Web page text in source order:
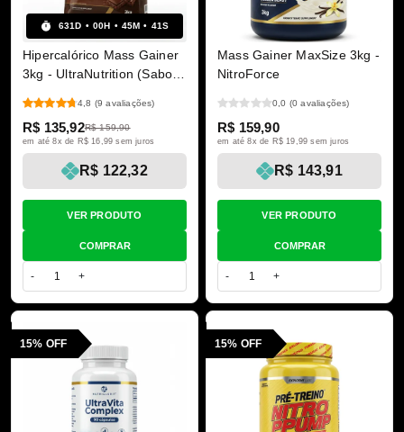
631D 00H 45M 40S
Hipercalórico Mass Gainer
3kg - UltraNutrition (Sabor
4,8 (9 avaliações)
R$ 135,92R$ 159,90
R$ 122,32
em até 8x de R$ 16,99 sem juros
VER PRODUTO
COMPRAR
- +
Mass Gainer MaxSize 3kg -
NitroForce
0,0 (0 avaliações)
R$ 159,90
R$ 143,91
em até 8x de R$ 19,99 sem juros
VER PRODUTO
COMPRAR
- +
15% OFF 15% OFF